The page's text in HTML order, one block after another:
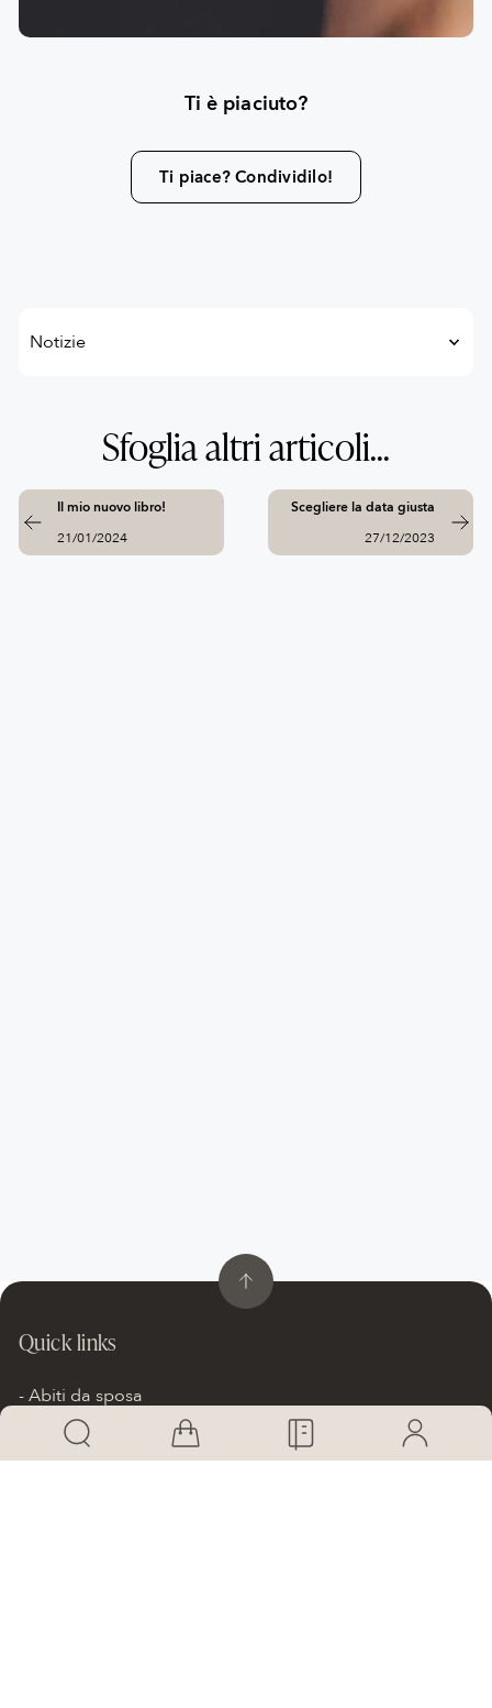
Ti è piaciuto?
Ti piace? Condividilo!
Sfoglia altri articoli...
Il mio nuovo libro!
21/01/2024
Scegliere la data giusta
27/12/2023
Quick links
Abiti da sposa
Abiti in promozione
I nostri brand